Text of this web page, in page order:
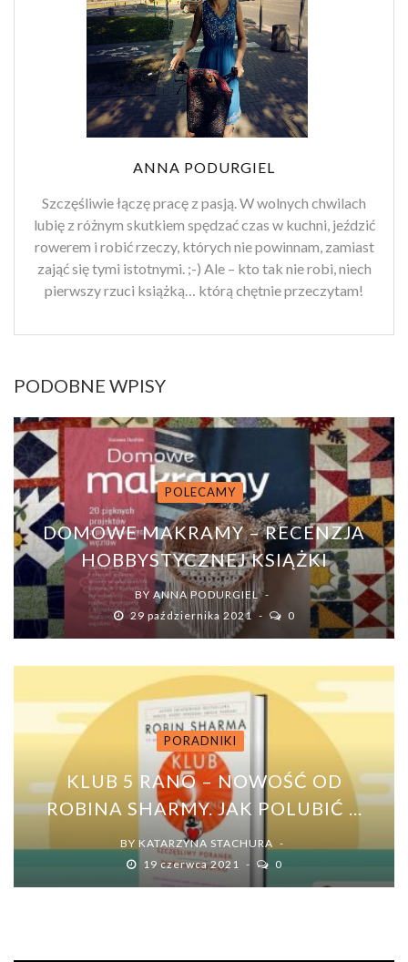
ANNA PODURGIEL
Szczęśliwie łączę pracę z pasją. W wolnych chwilach
lubię z różnym skutkiem spędzać czas w kuchni, jeździć
rowerem i robić rzeczy, których nie powinnam, zamiast
zająć się tymi istotnymi. ;-) Ale – kto tak nie robi, niech
pierwszy rzuci książką… którą chętnie przeczytam!
PODOBNE WPISY
POLECAMY
DOMOWE MAKRAMY – RECENZJA
HOBBYSTYCZNEJ KSIĄŻKI
BY ANNA PODURGIEL
29 października 2021
0
PORADNIKI
KLUB 5 RANO – NOWOŚĆ OD
ROBINA SHARMY. JAK POLUBIĆ ...
BY KATARZYNA STACHURA
19 czerwca 2021
0